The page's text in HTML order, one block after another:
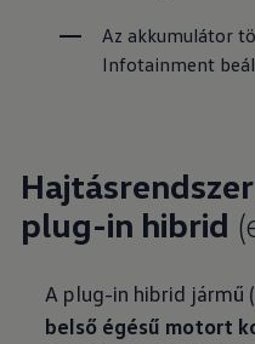
Az akkumulátor
Infotainment
plug-in hibrid
A plug-in hibrid jármű
belső égésű motort